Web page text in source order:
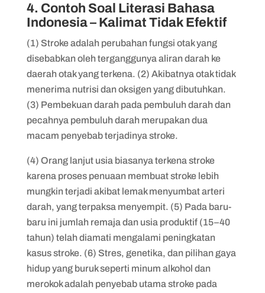
4. Contoh Soal Literasi Bahasa
Indonesia – Kalimat Tidak Efektif
(1) Stroke adalah perubahan fungsi otak yang
disebabkan oleh terganggunya aliran darah ke
daerah otak yang terkena. (2) Akibatnya otak tidak
menerima nutrisi dan oksigen yang dibutuhkan.
(3) Pembekuan darah pada pembuluh darah dan
pecahnya pembuluh darah merupakan dua
macam penyebab terjadinya stroke.
(4) Orang lanjut usia biasanya terkena stroke
karena proses penuaan membuat stroke lebih
mungkin terjadi akibat lemak menyumbat arteri
darah, yang terpaksa menyempit. (5) Pada baru-
baru ini jumlah remaja dan usia produktif (15–40
tahun) telah diamati mengalami peningkatan
kasus stroke. (6) Stres, genetika, dan pilihan gaya
hidup yang buruk seperti minum alkohol dan
merokok adalah penyebab utama stroke pada